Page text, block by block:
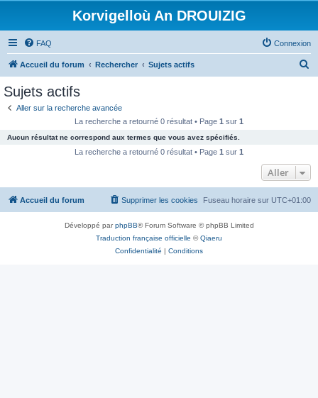
Korvigelloù An DROUIZIG
FAQ Connexion
Accueil du forum Rechercher Sujets actifs
c
e
Sujets actifs
Aller sur la recherche avancée
La recherche a retourné 0 résultat • Page 1 sur 1
Aucun résultat ne correspond aux termes que vous avez spécifiés.
La recherche a retourné 0 résultat • Page 1 sur 1
Aller
Accueil du forum Fuseau horaire sur UTC+01:00
Supprimer les cookies
Développé parphpBB® Forum Software © phpBB Limited
Traduction française officielle ©Qiaeru
Confidentialité | Conditions